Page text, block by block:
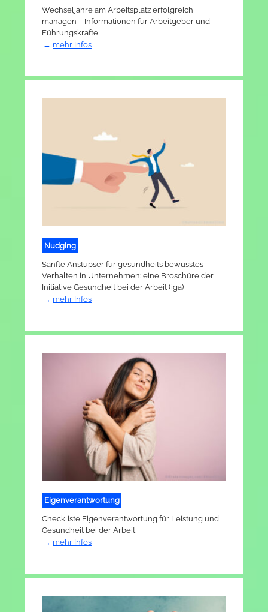
Wechseljahre am Arbeitsplatz erfolgreich
managen – Informationen für Arbeitgeber und
Führungskräfte
mehr Infos
Nudging
Sanfte Anstupser für gesundheits­ bewusstes
Verhalten in Unternehmen: eine Broschüre der
Initiative Gesundheit bei der Arbeit (iga)
mehr Infos
Eigenverantwortung
Checkliste Eigenverantwortung für Leistung und
Gesundheit bei der Arbeit
mehr Infos